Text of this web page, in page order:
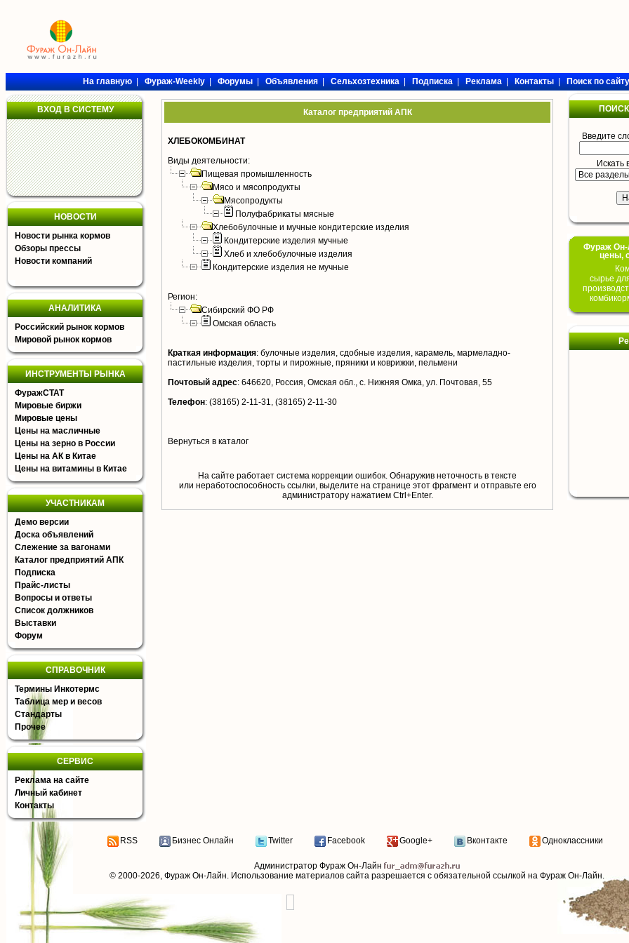
На главную|Фураж-Weekly|Форумы|Объявления|Сельхозтехника|Подписка|Реклама|Контакты|Поиск по сайту
ВХОД В СИСТЕМУ
НОВОСТИ
Новости рынка кормов
Обзоры прессы
Новости компаний
АНАЛИТИКА
Российский рынок кормов
Мировой рынок кормов
ИНСТРУМЕНТЫ РЫНКА
ФуражСТАТ
Мировые биржи
Мировые цены
Цены на масличные
Цены на зерно в России
Цены на АК в Китае
Цены на витамины в Китае
УЧАСТНИКАМ
Демо версии
Доска объявлений
Слежение за вагонами
Каталог предприятий АПК
Подписка
Прайс-листы
Вопросы и ответы
Список должников
Выставки
Форум
СПРАВОЧНИК
Термины Инкотермс
Таблица мер и весов
Стандарты
Прочее
СЕРВИС
Реклама на сайте
Личный кабинет
Контакты
Каталог предприятий АПК
ХЛЕБОКОМБИНАТ
Виды деятельности:
Пищевая промышленность
Мясо и мясопродукты
Мясопродукты
Полуфабрикаты мясные
Хлебобулочные и мучные кондитерские изделия
Кондитерские изделия мучные
Хлеб и хлебобулочные изделия
Кондитерские изделия не мучные
Регион:
Сибирский ФО РФ
Омская область
Краткая информация: булочные изделия, сдобные изделия, карамель, мармеладно-
пастильные изделия, торты и пирожные, пряники и коврижки, пельмени
Почтовый адрес: 646620, Россия, Омская обл., с. Нижняя Омка, ул. Почтовая, 55
Телефон: (38165) 2-11-31, (38165) 2-11-30
Вернуться в каталог
На сайте работает система коррекции ошибок. Обнаружив неточность в тексте
или неработоспособность ссылки, выделите на странице этот фрагмент и отправьте его
aдминистратору нажатием Ctrl+Enter.
Введите
Искать
Фураж Он-
цены,
сырье
RSS Бизнес Онлайн Twitter Facebook Google+ Вконтакте Одноклассники
Администратор Фураж Он-Лайн
© 2000-2026, Фураж Он-Лайн. Использование материалов сайта разрешается с обязательной ссылкой на Фураж Он-Лайн.